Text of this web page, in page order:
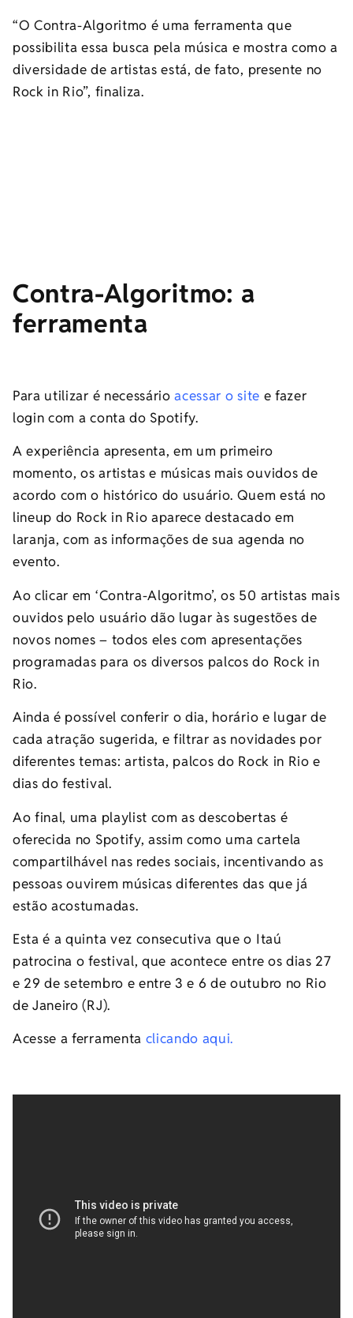
“O Contra-Algoritmo é uma ferramenta que
possibilita essa busca pela música e mostra como a
diversidade de artistas está, de fato, presente no
Rock in Rio”, finaliza.
Contra-Algoritmo: a
ferramenta
Para utilizar é necessário acessar o site e fazer
login com a conta do Spotify.
A experiência apresenta, em um primeiro
momento, os artistas e músicas mais ouvidos de
acordo com o histórico do usuário. Quem está no
lineup do Rock in Rio aparece destacado em
laranja, com as informações de sua agenda no
evento.
Ao clicar em ‘Contra-Algoritmo’, os 50 artistas mais
ouvidos pelo usuário dão lugar às sugestões de
novos nomes – todos eles com apresentações
programadas para os diversos palcos do Rock in
Rio.
Ainda é possível conferir o dia, horário e lugar de
cada atração sugerida, e filtrar as novidades por
diferentes temas: artista, palcos do Rock in Rio e
dias do festival.
Ao final, uma playlist com as descobertas é
oferecida no Spotify, assim como uma cartela
compartilhável nas redes sociais, incentivando as
pessoas ouvirem músicas diferentes das que já
estão acostumadas.
Esta é a quinta vez consecutiva que o Itaú
patrocina o festival, que acontece entre os dias 27
e 29 de setembro e entre 3 e 6 de outubro no Rio
de Janeiro (RJ).
Acesse a ferramenta clicando aqui.